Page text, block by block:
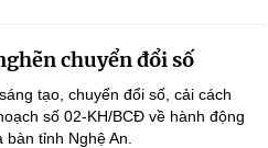
chuyển đổi số
tạo, chuyển đổi số, cải cách
số 02-KH/BCĐ về hành động
tỉnh Nghệ An.